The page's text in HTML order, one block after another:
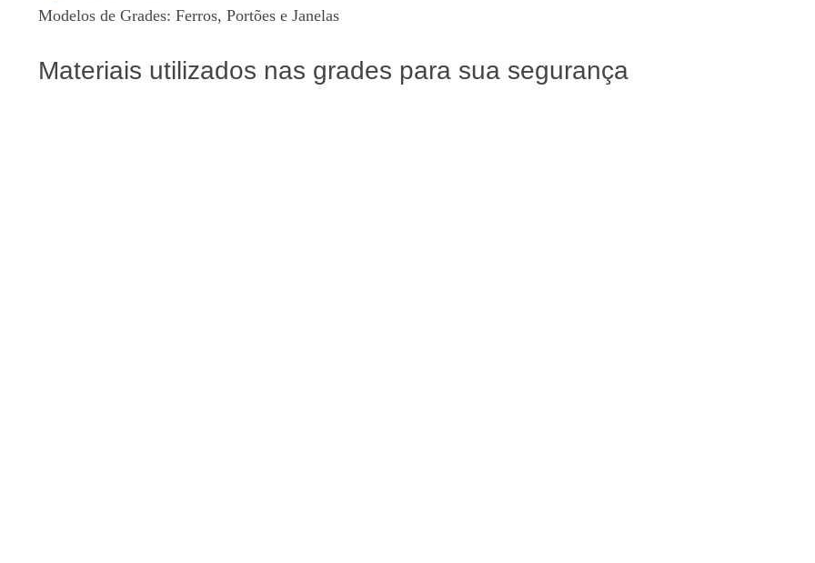
Modelos de Grades: Ferros, Portões e Janelas
Materiais utilizados nas grades para sua segurança